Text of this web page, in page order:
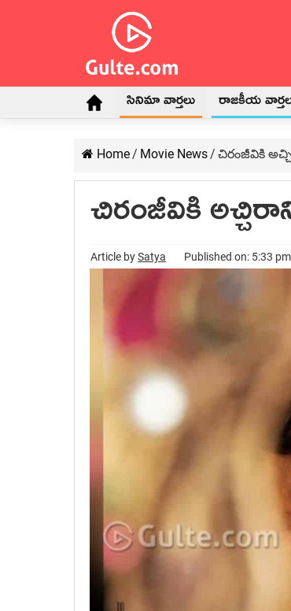
సినిమా వార్తలు రాజకీయ
Home/ Movie News/ చిరంజీవికి
చిరంజీవికి
Article bySatya Published on: 5:33